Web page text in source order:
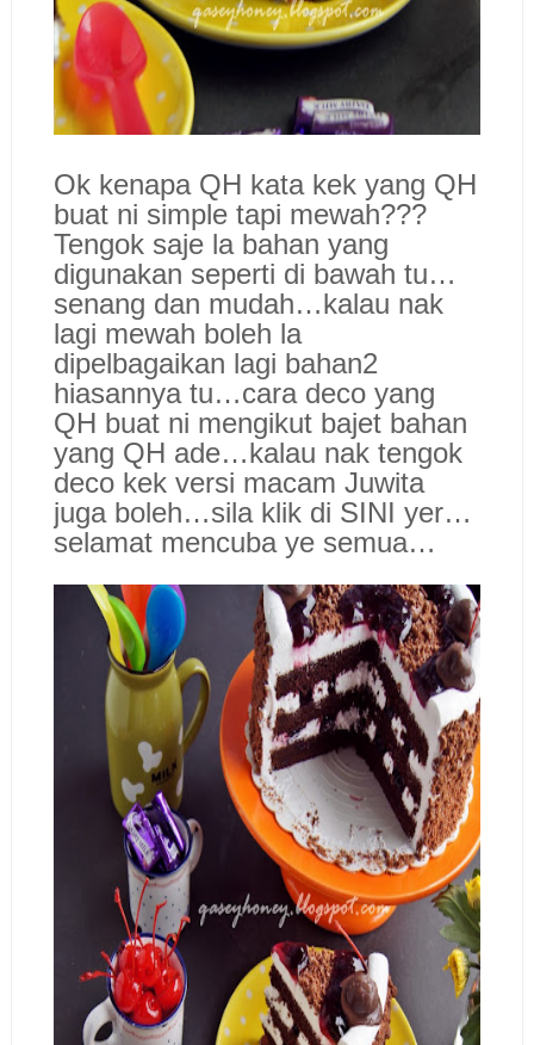
Ok kenapa QH kata kek yang QH
buat ni simple tapi mewah???
Tengok saje la bahan yang
digunakan seperti di bawah tu…
senang dan mudah…kalau nak
lagi mewah boleh la
dipelbagaikan lagi bahan2
hiasannya tu…cara deco yang
QH buat ni mengikut bajet bahan
yang QH ade…kalau nak tengok
deco kek versi macam Juwita
juga boleh…sila klik di SINI yer…
selamat mencuba ye semua…